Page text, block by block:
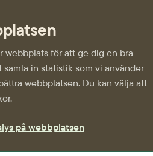
webbplats för att ge dig en bra
in statistik som vi använder
webbplatsen. Du kan välja att
på webbplatsen